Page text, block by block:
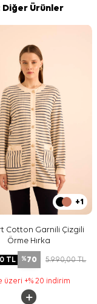
Diğer Ürünler
+1
Cotton Garnili Çizgili
Örme Hırka
TL %70 5.990,00TL
üzeri +% 20 indirim